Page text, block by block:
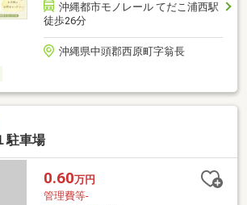
沖縄都市モノレール てだこ浦西駅
徒歩26分
沖縄県中頭郡西原町字翁長
駐車場
0.60万円
管理費等-